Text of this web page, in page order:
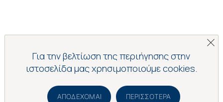
Για την βελτίωση της περιήγησης στην
ιστοσελίδα μας χρησιμοποιούμε cookies.
ΑΠΟΔΈΧΟΜΑΙ ΠΕΡΙΣΣΌΤΕΡΑ